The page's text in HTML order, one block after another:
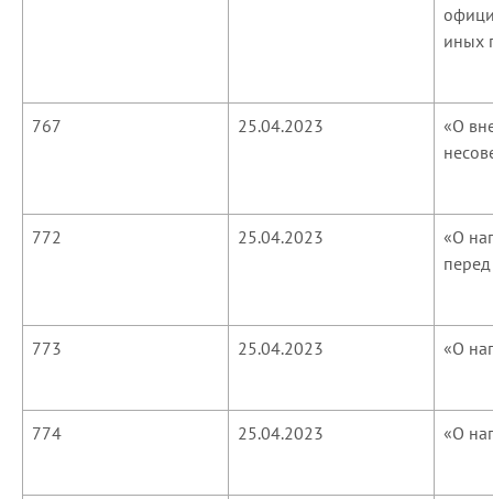
иных
767 25.04.2023
«О
772 25.04.2023
«О
773 25.04.2023 «О
774 25.04.2023 «О